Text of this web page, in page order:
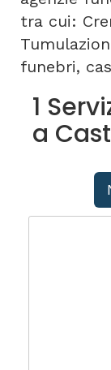
tra cui:
funebri,
1
a